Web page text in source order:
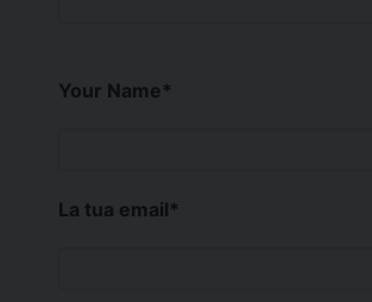
Your Name*
La tua email*